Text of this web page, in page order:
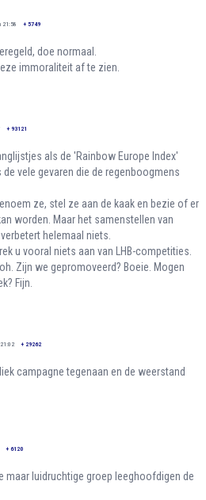
21:58 + 5749
doe normaal.
immoraliteit af te zien.
+ 93121
als de 'Rainbow Europe Index'
vele gevaren die de regenboogmens
ze, stel ze aan de kaak en bezie of er
worden. Maar het samenstellen van
helemaal niets.
u vooral niets aan van LHB-competities.
Zijn we gepromoveerd? Boeie. Mogen
Fijn.
+ 29262
campagne tegenaan en de weerstand
+ 6120
maar luidruchtige groep leeghoofdigen de